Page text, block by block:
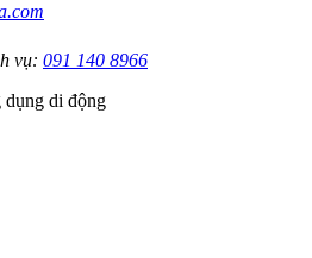
vụ: 091 140 8966
di động